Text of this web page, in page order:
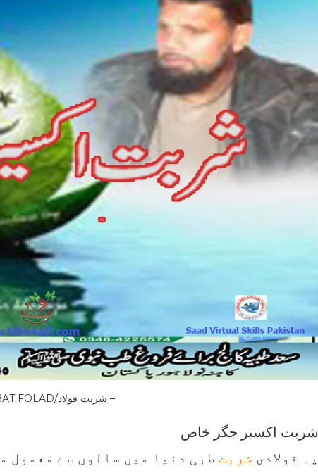
SHRBAT FOLAD/شربت فولاد –
شربت اکسیر جگر خاص
یہ فولادی شربت طبی دنیا میں سالوں سے معمول